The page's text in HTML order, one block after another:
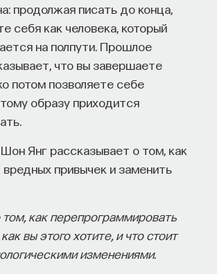
продолжая писать до конца,
себя как человека, который
на полпути. Прошлое
что вы завершаете
потом позволяете себе
образу приходится
Янг рассказывает о том, как
вредных привычек и заменить
том, как перепрограммировать
вы этого хотите, и что стоит
изменениями.
как управлять
СОХРАНИТЬ КУРС
своем опыте, который может
воздействию. Чтобы изучать
образа, психологи обычно
способами искажения
стали исследования
положение
Такие исследования провел
Джордж Стрэттон (1865–1957),
на полное разрушение
ношения очков, за неделю
к перевернутому
сетчатке и даже получать